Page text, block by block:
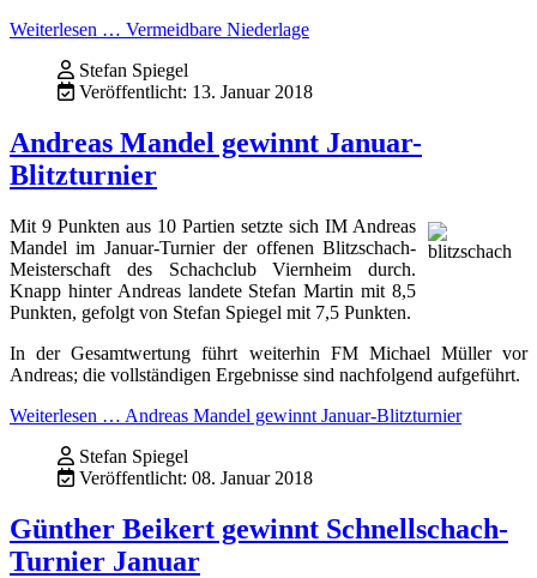
Weiterlesen … Vermeidbare Niederlage
Stefan Spiegel
Veröffentlicht: 13. Januar 2018
Andreas Mandel gewinnt Januar-
Blitzturnier
Mit 9 Punkten aus 10 Partien setzte sich IM Andreas
Mandel im Januar-Turnier der offenen Blitzschach-
Meisterschaft des Schachclub Viernheim durch.
Knapp hinter Andreas landete Stefan Martin mit 8,5
Punkten, gefolgt von Stefan Spiegel mit 7,5 Punkten.
In der Gesamtwertung führt weiterhin FM Michael Müller vor
Andreas; die vollständigen Ergebnisse sind nachfolgend aufgeführt.
Weiterlesen … Andreas Mandel gewinnt Januar-Blitzturnier
Stefan Spiegel
Veröffentlicht: 08. Januar 2018
Günther Beikert gewinnt Schnellschach-
Turnier Januar